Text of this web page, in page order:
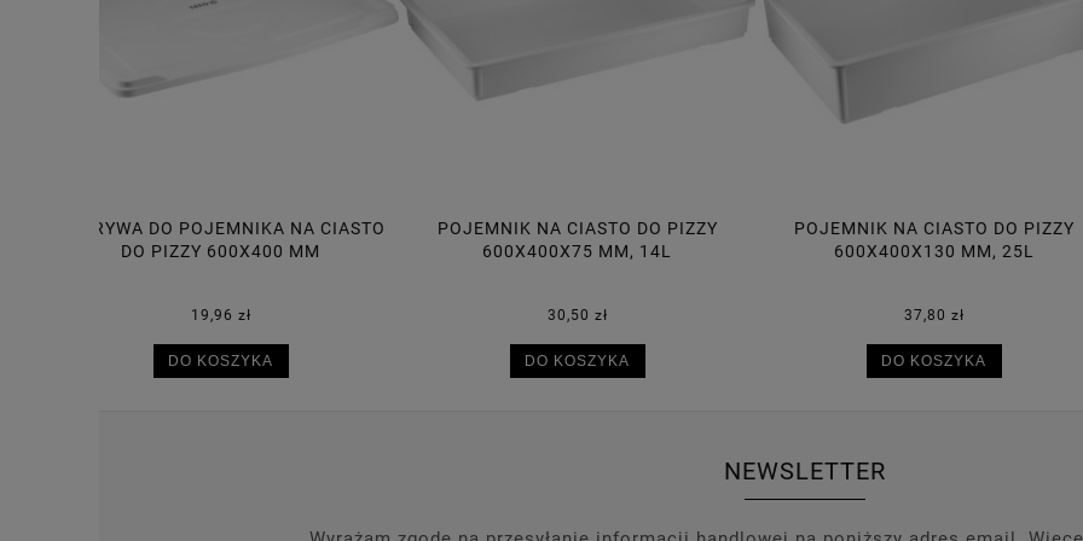
POJEMNIK NA CIASTO DO PIZZY
600X400X75 MM, 14L
30,50 zł
DO KOSZYKA
POJEMNIK NA CIASTO DO PIZZY
600X400X130 MM, 25L
37,80 zł
DO KOSZYKA
POJEMNIK NA CIASTO DO
600X400X95 MM, 18L
34,70 zł
DO KOSZYKA
NEWSLETTER